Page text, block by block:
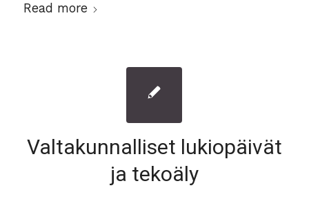
Read more
Valtakunnalliset lukiopäivät
ja tekoäly